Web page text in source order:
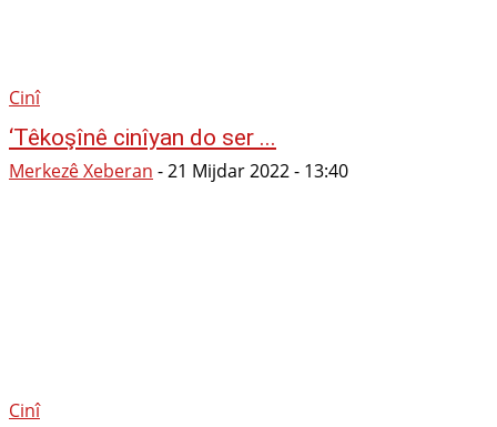
Cinî
‘Têkoşînê cinîyan do ser ...
Merkezê Xeberan -21 Mijdar 2022 - 13:40
Cinî